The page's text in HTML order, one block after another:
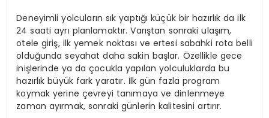
Deneyimli yolcuların sık yaptığı küçük bir hazırlık da ilk
24 saati ayrı planlamaktır. Varıştan sonraki ulaşım,
otele giriş, ilk yemek noktası ve ertesi sabahki rota belli
olduğunda seyahat daha sakin başlar. Özellikle gece
inişlerinde ya da çocukla yapılan yolculuklarda bu
hazırlık büyük fark yaratır. İlk gün fazla program
koymak yerine çevreyi tanımaya ve dinlenmeye
zaman ayırmak, sonraki günlerin kalitesini artırır.